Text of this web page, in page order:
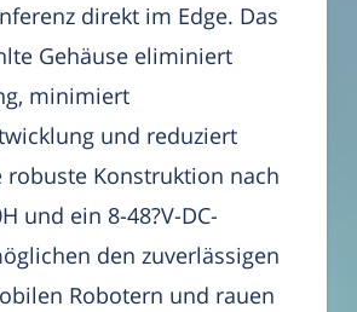
direkt im Edge. Das
Gehäuse eliminiert
minimiert
und reduziert
robuste Konstruktion nach
und ein 8-48?V-DC-
den zuverlässigen
Robotern und rauen